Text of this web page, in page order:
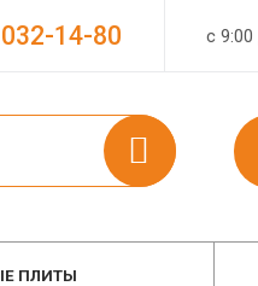
с
14-80
ПЛИТЫ